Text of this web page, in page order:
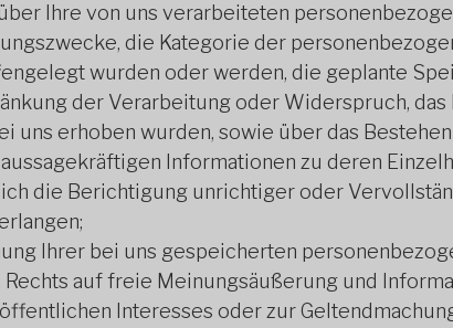
Ihre von uns verarbeiteten
die Kategorie der
wurden oder werden, die geplante
der Verarbeitung oder Widerspruch,
uns erhoben wurden, sowie über das
Informationen zu deren
die Berichtigung unrichtiger oder
Ihrer bei uns gespeicherten
auf freie Meinungsäußerung und
Interesses oder zur